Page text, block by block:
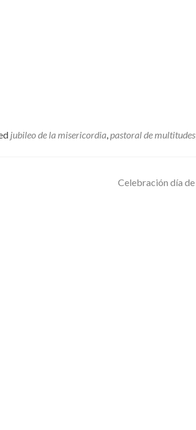
jubileo de la misericordia,pastoral de multitudes
Celebración día